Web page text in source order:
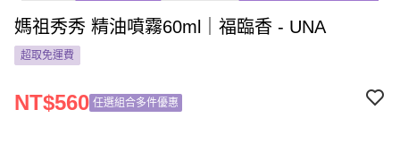
媽祖秀秀 精油噴霧60ml｜福臨香 - UNA
超取免運費
NT$560 任選組合多件優惠